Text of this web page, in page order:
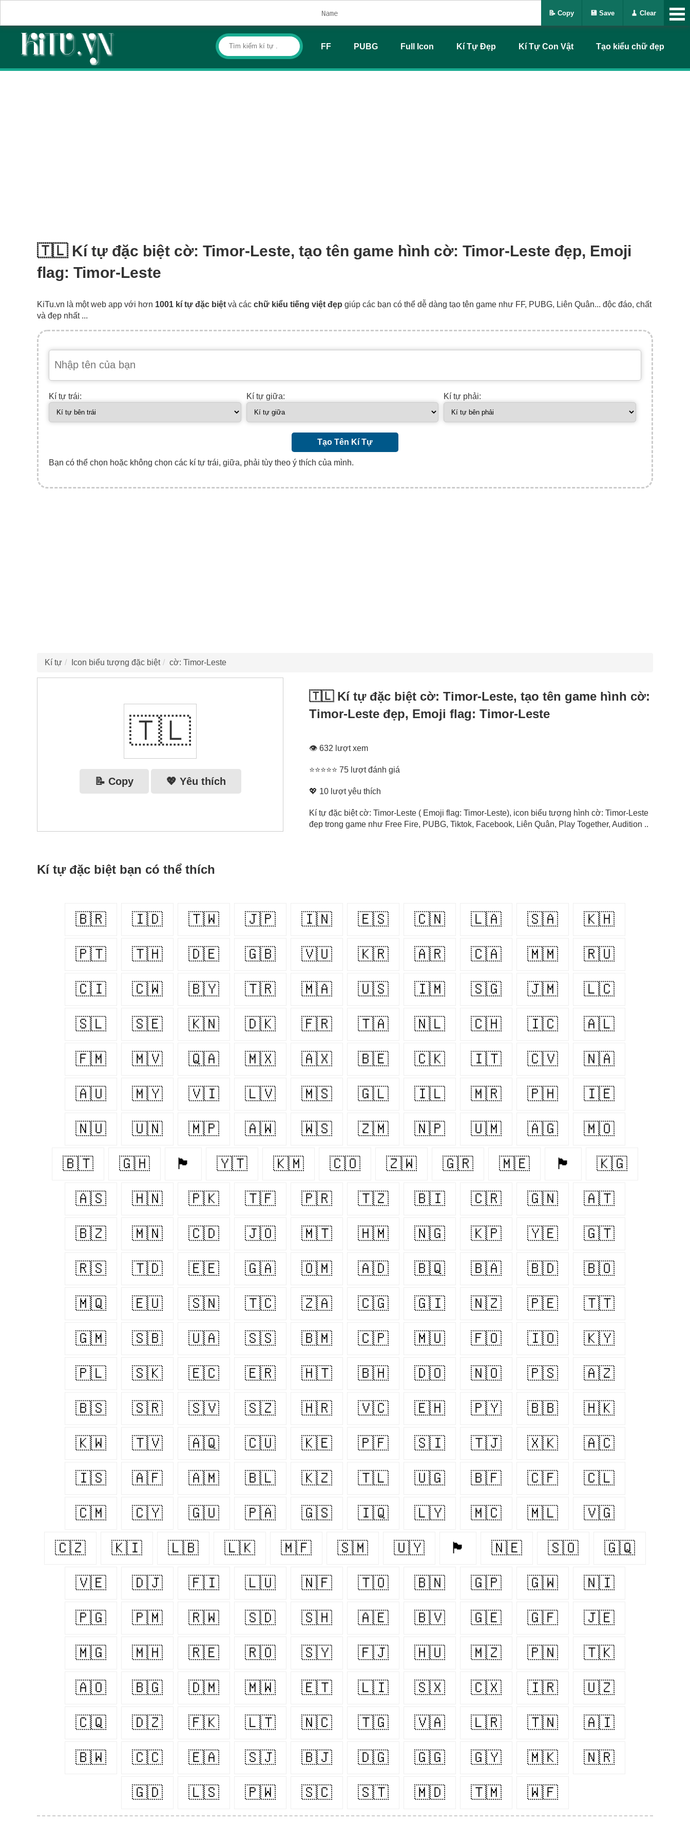
FF PUBG Full Icon Kí Tự Đẹp Kí Tự Con Vật Tạo kiểu chữ đẹp
🇹🇱 Kí tự đặc biệt cờ: Timor-Leste, tạo tên game hình cờ: Timor-Leste đẹp, Emoji
flag: Timor-Leste
KiTu.vn là một web app với hơn 1001 kí tự đặc biệt và các chữ kiểu tiếng việt đẹp giúp các bạn có thể dễ dàng tạo tên game như FF, PUBG, Liên Quân... độc đáo, chất
và đẹp nhất ...
Kí tự trái: Kí tự giữa: Kí tự phải:
Tạo Tên Kí Tự
Bạn có thể chọn hoặc không chọn các kí tự trái, giữa, phải tùy theo ý thích của mình.
Kí tự Icon biểu tượng đặc biệt cờ: Timor-Leste
🇹🇱
📝 Copy 💖 Yêu thích
🇹🇱 Kí tự đặc biệt cờ: Timor-Leste, tạo tên game hình cờ:
Timor-Leste đẹp, Emoji flag: Timor-Leste
👁 632 lượt xem
⭐⭐⭐⭐⭐ 75 lượt đánh giá
💖 10 lượt yêu thích
Kí tự đặc biệt cờ: Timor-Leste ( Emoji flag: Timor-Leste), icon biểu tượng hình cờ: Timor-Leste
đẹp trong game như Free Fire, PUBG, Tiktok, Facebook, Liên Quân, Play Together, Audition ..
Kí tự đặc biệt bạn có thể thích
🇧🇷 🇮🇩 🇹🇼 🇯🇵 🇮🇳 🇪🇸 🇨🇳 🇱🇦 🇸🇦 🇰🇭
🇵🇹 🇹🇭 🇩🇪 🇬🇧 🇻🇺 🇰🇷 🇦🇷 🇨🇦 🇲🇲 🇷🇺
🇨🇮 🇨🇼 🇧🇾 🇹🇷 🇲🇦 🇺🇸 🇮🇲 🇸🇬 🇯🇲 🇱🇨
🇸🇱 🇸🇪 🇰🇳 🇩🇰 🇫🇷 🇹🇦 🇳🇱 🇨🇭 🇮🇨 🇦🇱
🇫🇲 🇲🇻 🇶🇦 🇲🇽 🇦🇽 🇧🇪 🇨🇰 🇮🇹 🇨🇻 🇳🇦
🇦🇺 🇲🇾 🇻🇮 🇱🇻 🇲🇸 🇬🇱 🇮🇱 🇲🇷 🇵🇭 🇮🇪
🇳🇺 🇺🇳 🇲🇵 🇦🇼 🇼🇸 🇿🇲 🇳🇵 🇺🇲 🇦🇬 🇲🇴
🇧🇹 🇬🇭 🏴󠁧󠁢󠁥󠁮󠁧󠁿 🇾🇹 🇰🇲 🇨🇴 🇿🇼 🇬🇷 🇲🇪 🏴󠁧󠁢󠁳󠁣󠁴󠁿 🇰🇬
🇦🇸 🇭🇳 🇵🇰 🇹🇫 🇵🇷 🇹🇿 🇧🇮 🇨🇷 🇬🇳 🇦🇹
🇧🇿 🇲🇳 🇨🇩 🇯🇴 🇲🇹 🇭🇲 🇳🇬 🇰🇵 🇾🇪 🇬🇹
🇷🇸 🇹🇩 🇪🇪 🇬🇦 🇴🇲 🇦🇩 🇧🇶 🇧🇦 🇧🇩 🇧🇴
🇲🇶 🇪🇺 🇸🇳 🇹🇨 🇿🇦 🇨🇬 🇬🇮 🇳🇿 🇵🇪 🇹🇹
🇬🇲 🇸🇧 🇺🇦 🇸🇸 🇧🇲 🇨🇵 🇲🇺 🇫🇴 🇮🇴 🇰🇾
🇵🇱 🇸🇰 🇪🇨 🇪🇷 🇭🇹 🇧🇭 🇩🇴 🇳🇴 🇵🇸 🇦🇿
🇧🇸 🇸🇷 🇸🇻 🇸🇿 🇭🇷 🇻🇨 🇪🇭 🇵🇾 🇧🇧 🇭🇰
🇰🇼 🇹🇻 🇦🇶 🇨🇺 🇰🇪 🇵🇫 🇸🇮 🇹🇯 🇽🇰 🇦🇨
🇮🇸 🇦🇫 🇦🇲 🇧🇱 🇰🇿 🇹🇱 🇺🇬 🇧🇫 🇨🇫 🇨🇱
🇨🇲 🇨🇾 🇬🇺 🇵🇦 🇬🇸 🇮🇶 🇱🇾 🇲🇨 🇲🇱 🇻🇬
🇨🇿 🇰🇮 🇱🇧 🇱🇰 🇲🇫 🇸🇲 🇺🇾 🏴󠁧󠁢󠁷󠁬󠁳󠁿 🇳🇪 🇸🇴 🇬🇶
🇻🇪 🇩🇯 🇫🇮 🇱🇺 🇳🇫 🇹🇴 🇧🇳 🇬🇵 🇬🇼 🇳🇮
🇵🇬 🇵🇲 🇷🇼 🇸🇩 🇸🇭 🇦🇪 🇧🇻 🇬🇪 🇬🇫 🇯🇪
🇲🇬 🇲🇭 🇷🇪 🇷🇴 🇸🇾 🇫🇯 🇭🇺 🇲🇿 🇵🇳 🇹🇰
🇦🇴 🇧🇬 🇩🇲 🇲🇼 🇪🇹 🇱🇮 🇸🇽 🇨🇽 🇮🇷 🇺🇿
🇨🇶 🇩🇿 🇫🇰 🇱🇹 🇳🇨 🇹🇬 🇻🇦 🇱🇷 🇹🇳 🇦🇮
🇧🇼 🇨🇨 🇪🇦 🇸🇯 🇧🇯 🇩🇬 🇬🇬 🇬🇾 🇲🇰 🇳🇷
🇬🇩 🇱🇸 🇵🇼 🇸🇨 🇸🇹 🇲🇩 🇹🇲 🇼🇫
📝 Copy 💾 Save 🧹 Clear